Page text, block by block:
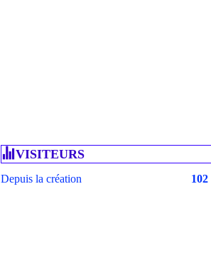
VISITEURS
Depuis la création 102